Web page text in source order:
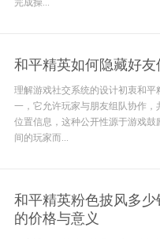
完成操...
和平精英如何隐藏好
理解游戏社交系统的设计初衷和
一，它允许玩家与朋友组队协作
位置信息，这种公开性源于游戏
间的玩家而...
和平精英粉色披风多
的价格与意义